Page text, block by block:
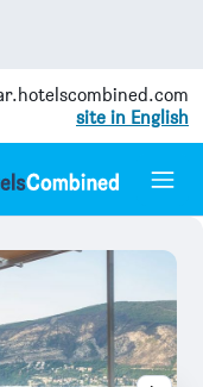
site in English